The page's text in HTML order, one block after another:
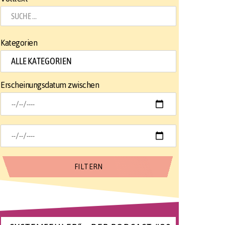
Kategorien
Erscheinungsdatum zwischen